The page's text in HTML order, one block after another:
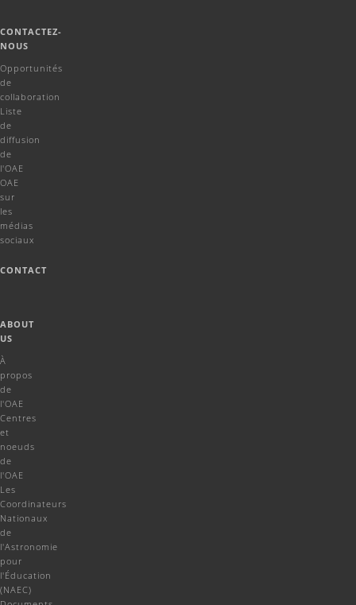
CONTACTEZ-
NOUS
Opportunités
de
collaboration
Liste
de
diffusion
de
l'OAE
OAE
sur
les
médias
sociaux
CONTACT
ABOUT
US
À
propos
de
l'OAE
Centres
et
noeuds
de
l'OAE
Les
Coordinateurs
Nationaux
de
l'Astronomie
pour
l'Éducation
(NAEC)